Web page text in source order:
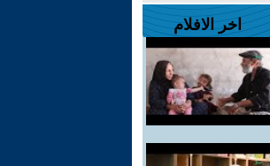
اخر الافلام